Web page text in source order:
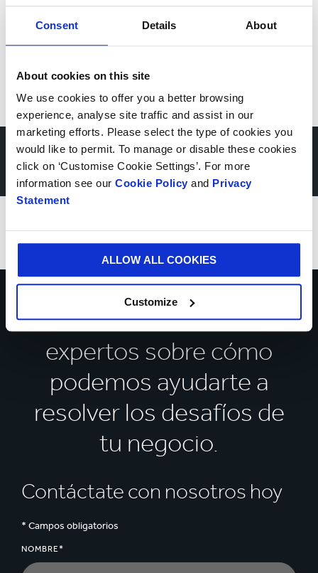
Consent Details About
About cookies on this site
We use cookies to offer you a better browsing
experience, analyse site traffic and assist in our
marketing efforts. Please select the type of cookies you
would like to permit. To manage or disable these cookies
click on ‘Customise Cookie Settings’. For more
information see our Cookie Policy and Privacy
Statement
ALLOW ALL COOKIES
Customize
Descubre nuestra
colaboración con
Vetnordic en acción
Habla con nuestros
expertos sobre cómo
podemos ayudarte a
resolver los desafíos de
tu negocio.
Contáctate con nosotros hoy
* Campos obligatorios
NOMBRE*